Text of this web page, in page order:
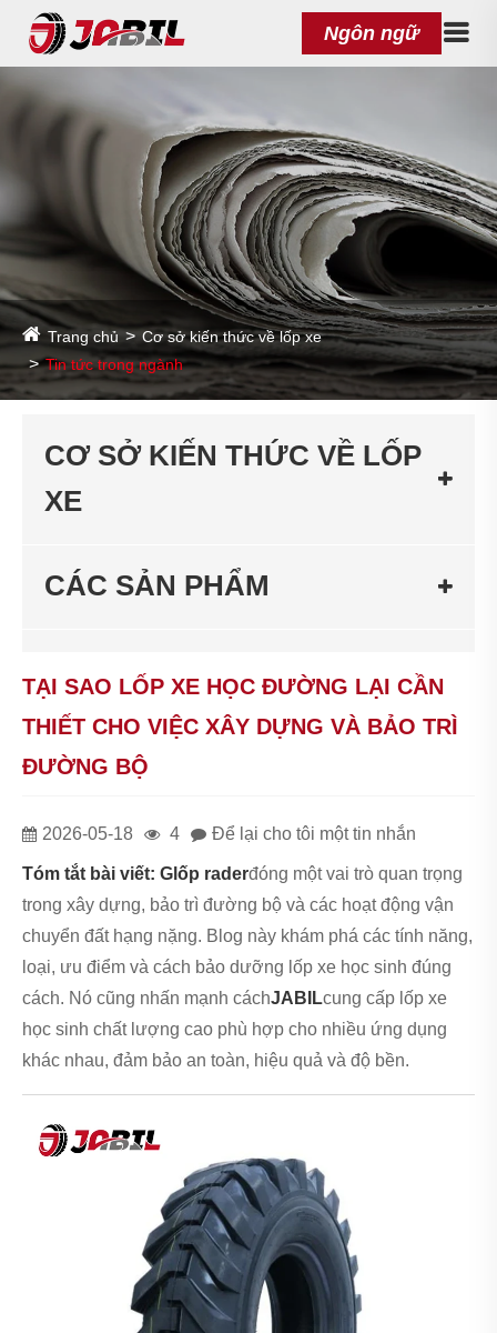
Ngôn ngữ
Trang chủ
Cơ sở kiến ​​thức về lốp xe
Tin tức trong ngành
CƠ SỞ KIẾN ​​THỨC VỀ LỐP
XE
CÁC SẢN PHẨM
TẠI SAO LỐP XE HỌC ĐƯỜNG LẠI CẦN
THIẾT CHO VIỆC XÂY DỰNG VÀ BẢO TRÌ
ĐƯỜNG BỘ
2026-05-18 4 Để lại cho tôi một tin nhắn
Tóm tắt bài viết: G lốp raderđóng một vai trò quan trọng
trong xây dựng, bảo trì đường bộ và các hoạt động vận
chuyển đất hạng nặng. Blog này khám phá các tính năng,
loại, ưu điểm và cách bảo dưỡng lốp xe học sinh đúng
cách. Nó cũng nhấn mạnh cáchJABILcung cấp lốp xe
học sinh chất lượng cao phù hợp cho nhiều ứng dụng
khác nhau, đảm bảo an toàn, hiệu quả và độ bền.